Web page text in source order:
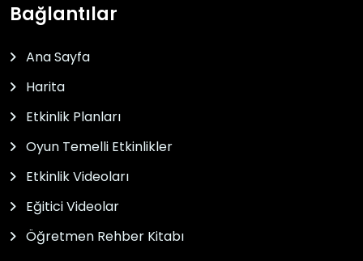
Bağlantılar
Ana Sayfa
Harita
Etkinlik Planları
Oyun Temelli Etkinlikler
Etkinlik Videoları
Eğitici Videolar
Öğretmen Rehber Kitabı